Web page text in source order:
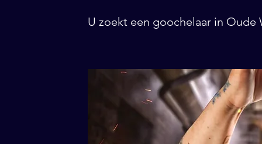
U zoekt een goochelaar in